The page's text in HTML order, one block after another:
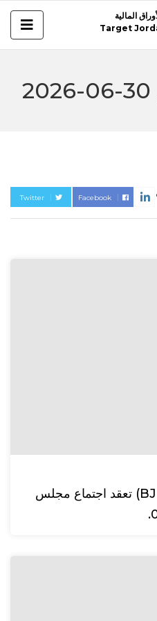
المالية
Target
Twitter Facebook
بيت جالا لصناعة الأدوية (BJP) تعقد اجتماع مجلس